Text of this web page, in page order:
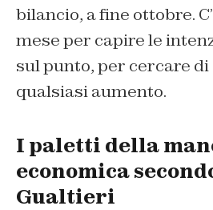
bilancio, a fine ottobre.
mese per capire le
sul punto, per cercare
qualsiasi aumento.
I paletti della
economica
Gualtieri